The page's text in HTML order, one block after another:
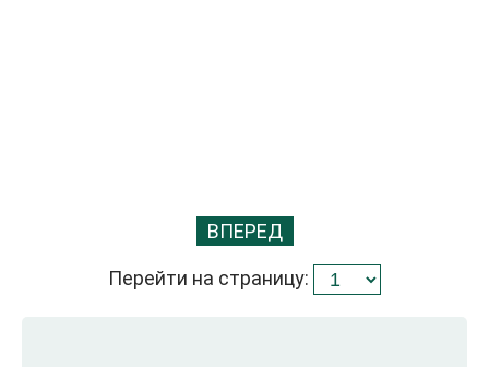
ВПЕРЕД
Перейти на страницу: